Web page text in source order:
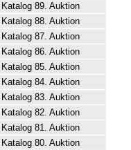
Katalog 89. Auktion
Katalog 88. Auktion
Katalog 87. Auktion
Katalog 86. Auktion
Katalog 85. Auktion
Katalog 84. Auktion
Katalog 83. Auktion
Katalog 82. Auktion
Katalog 81. Auktion
Katalog 80. Auktion